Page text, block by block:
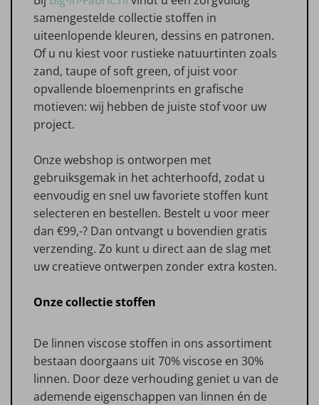
samengestelde collectie stoffen in
uiteenlopende kleuren, dessins en patronen.
Of u nu kiest voor rustieke natuurtinten zoals
zand, taupe of soft green, of juist voor
opvallende bloemenprints en grafische
motieven: wij hebben de juiste stof voor uw
project.
Onze webshop is ontworpen met
gebruiksgemak in het achterhoofd, zodat u
eenvoudig en snel uw favoriete stoffen kunt
selecteren en bestellen. Bestelt u voor meer
dan €99,-? Dan ontvangt u bovendien gratis
verzending. Zo kunt u direct aan de slag met
uw creatieve ontwerpen zonder extra kosten.
Onze collectie stoffen
De linnen viscose stoffen in ons assortiment
bestaan doorgaans uit 70% viscose en 30%
linnen. Door deze verhouding geniet u van de
ademende eigenschappen van linnen én de